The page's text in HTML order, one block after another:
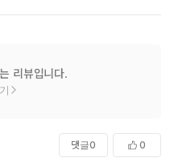
성들, 뿐만 아니라 직장 생활의
연민, 걱정과 응원의 댓글이
서도 그 안에서 힘겹게 버티는
리뷰입니다.
댓글0 0